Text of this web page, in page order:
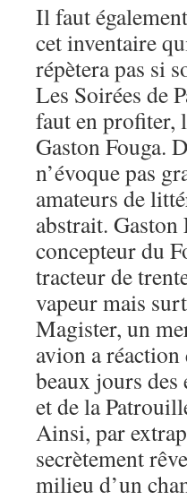
Il faut
cet inventaire
répètera pas si
Les Soirées de
faut en profiter,
Gaston Fouga.
n’évoque pas
amateurs de
abstrait. Gaston
concepteur du
tracteur de
vapeur mais
Magister, un
avion a
beaux jours des
et de la
Ainsi, par
secrètement
milieu d’un